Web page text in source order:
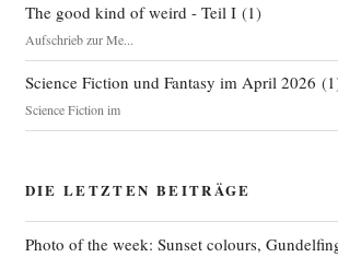
The good kind of weird - Teil I(1)
Aufschrieb zur Me...
Science Fiction und Fantasy im April 2026 (1
Science Fiction im
DIE LETZTEN BEITRÄGE
Photo of the week: Sunset colours,